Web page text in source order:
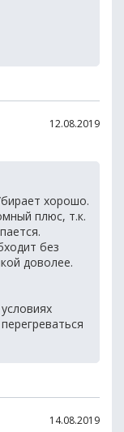
12.08.2019
хорошо.
плюс, т.к.
без
доволее.
14.08.2019